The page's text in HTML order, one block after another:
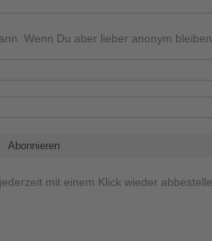
Wenn Du aber lieber anonym
mit einem Klick wieder